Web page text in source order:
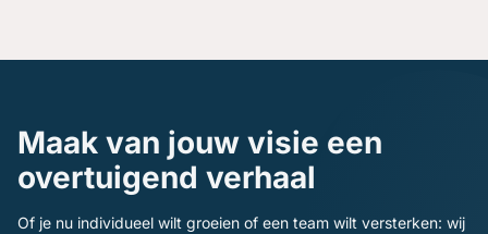
Maak van jouw visie een
overtuigend verhaal
Of je nu individueel wilt groeien of een team wilt versterken: wij